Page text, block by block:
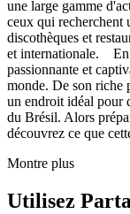
une large gamme
ceux qui recherchent
discothèques et
et internationale. En
passionnante et
monde. De son riche
un endroit idéal pour
du Brésil. Alors
découvrez ce que
Montre plus
Utilisez